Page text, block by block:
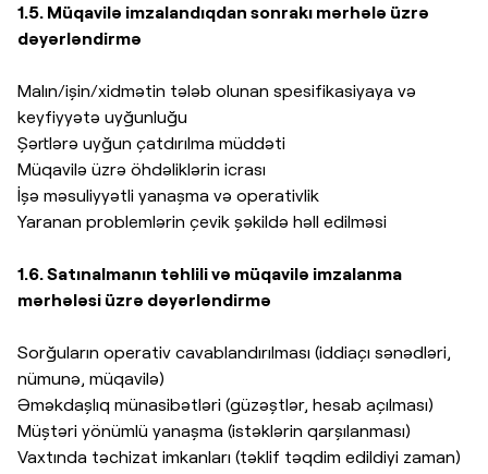
1.5. Müqavilə imzalandıqdan sonrakı mərhələ üzrə
dəyərləndirmə
Malın/işin/xidmətin tələb olunan spesifikasiyaya və
keyfiyyətə uyğunluğu
Şərtlərə uyğun çatdırılma müddəti
Müqavilə üzrə öhdəliklərin icrası
İşə məsuliyyətli yanaşma və operativlik
Yaranan problemlərin çevik şəkildə həll edilməsi
1.6. Satınalmanın təhlili və müqavilə imzalanma
mərhələsi üzrə dəyərləndirmə
Sorğuların operativ cavablandırılması (iddiaçı sənədləri,
nümunə, müqavilə)
Əməkdaşlıq münasibətləri (güzəştlər, hesab açılması)
Müştəri yönümlü yanaşma (istəklərin qarşılanması)
Vaxtında təchizat imkanları (təklif təqdim edildiyi zaman)